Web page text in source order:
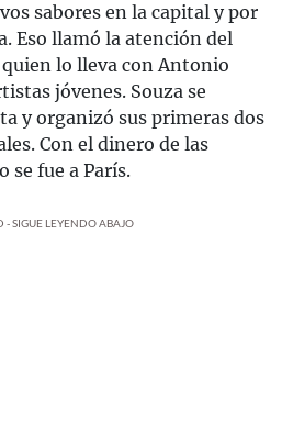
sabores en la capital y por
Eso llamó la atención del
lo lleva con Antonio
jóvenes. Souza se
y organizó sus primeras dos
Con el dinero de las
se fue a París.
- SIGUE LEYENDO ABAJO